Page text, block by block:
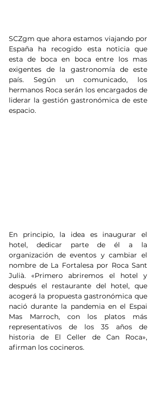
SCZgm que ahora estamos viajando por
España ha recogido esta noticia que
esta de boca en boca entre los mas
exigentes de la gastronomía de este
país. Según un comunicado, los
hermanos Roca serán los encargados de
liderar la gestión gastronómica de este
espacio.
En principio, la idea es inaugurar el
hotel, dedicar parte de él a la
organización de eventos y cambiar el
nombre de La Fortalesa por Roca Sant
Julià. «Primero abriremos el hotel y
después el restaurante del hotel, que
acogerá la propuesta gastronómica que
nació durante la pandemia en el Espai
Mas Marroch, con los platos más
representativos de los 35 años de
historia de El Celler de Can Roca»,
afirman los cocineros.